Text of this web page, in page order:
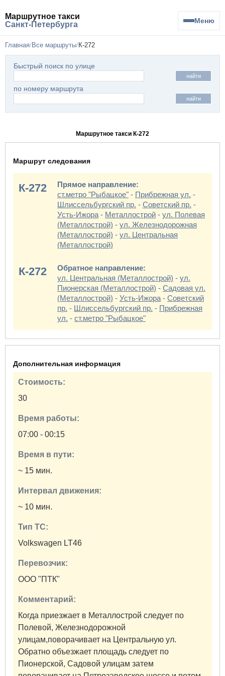
Маршрутное такси
Санкт-Петербурга
Меню
Главная Все маршруты К-272
Быстрый поиск по улице
найти
по номеру маршрута
найти
Маршрутное такси К-272
Маршрут следования
К-272
Прямое направление:
ст.метро "Рыбацкое" - Прибрежная ул. -
Шлиссельбургский пр. - Советский пр. -
Усть-Ижора - Металлострой - ул. Полевая
(Металлострой) - ул. Железнодорожная
(Металлострой) - ул. Центральная
(Металлострой)
К-272
Обратное направление:
ул. Центральная (Металлострой) - ул.
Пионерская (Металлострой) - Садовая ул.
(Металлострой) - Усть-Ижора - Советский
пр. - Шлиссельбургский пр. - Прибрежная
ул. - ст.метро "Рыбацкое"
Дополнительная информация
Стоимость:
30
Время работы:
07:00 - 00:15
Время в пути:
~ 15 мин.
Интервал движения:
~ 10 мин.
Тип ТС:
Volkswagen LT46
Перевозчик:
ООО "ПТК"
Комментарий:
Когда приезжает в Металлострой следует по
Полевой, Железнодорожной
улицам,поворачивает на Центральную ул.
Обратно объезжает площадь следует по
Пионерской, Садовой улицам затем